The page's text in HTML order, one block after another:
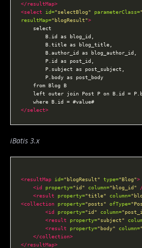
</resultMap>
<select
id="selectBlog" parameterClass=
resultMap="blogResult">
</select>
iBatis 3.x
<resultMap id="blogResult" type="Blog">
<id
property="id" column="blog_id"
<result
property="title" column=
<collection
property="posts" ofType=
<id
property="id" column=
<result
property="subject"
<result
property="body" column=
</collection>
</resultMap>